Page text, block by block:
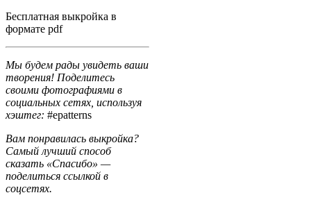
Бесплатная выкройка в
формате pdf
Мы будем рады увидеть ваши
творения! Поделитесь
своими фотографиями в
социальных сетях, используя
хэштег: #epatterns
Вам понравилась выкройка?
Самый лучший способ
сказать «Спасибо» —
поделиться ссылкой в
соцсетях.